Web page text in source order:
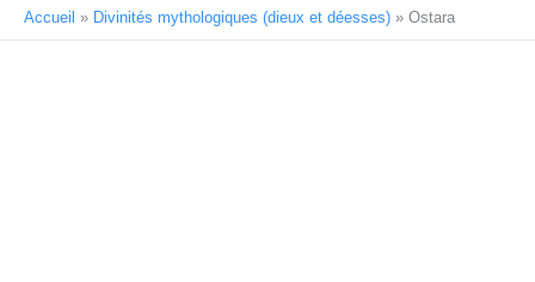
Accueil » Divinités mythologiques (dieux et déesses) » Ostara